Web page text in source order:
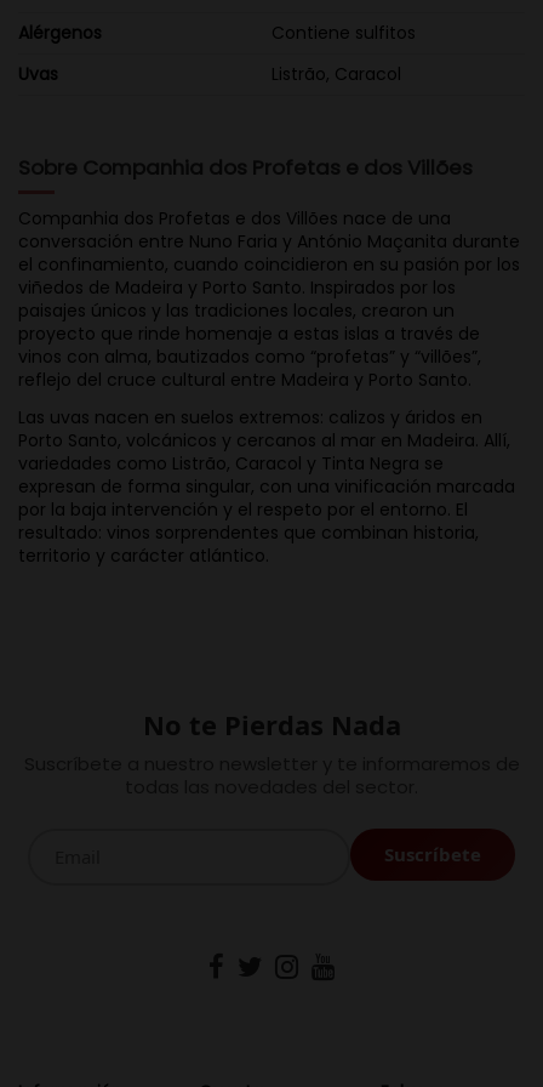
Alérgenos
Contiene sulfitos
Uvas
Listrão, Caracol
Sobre Companhia dos Profetas e dos Villões
Companhia dos Profetas e dos Villões nace de una
conversación entre Nuno Faria y António Maçanita durante
el confinamiento, cuando coincidieron en su pasión por los
viñedos de Madeira y Porto Santo. Inspirados por los
paisajes únicos y las tradiciones locales, crearon un
proyecto que rinde homenaje a estas islas a través de
vinos con alma, bautizados como “profetas” y “villões”,
reflejo del cruce cultural entre Madeira y Porto Santo.
Las uvas nacen en suelos extremos: calizos y áridos en
Porto Santo, volcánicos y cercanos al mar en Madeira. Allí,
variedades como Listrão, Caracol y Tinta Negra se
expresan de forma singular, con una vinificación marcada
por la baja intervención y el respeto por el entorno. El
resultado: vinos sorprendentes que combinan historia,
territorio y carácter atlántico.
No te Pierdas Nada